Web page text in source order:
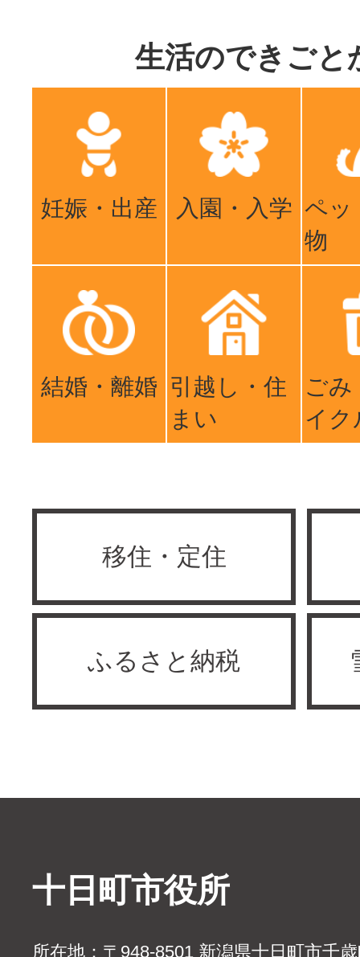
生活のできごと
妊娠・出産 入園・入学 ペッ
物
結婚・離婚 引越し・住
まい
ごみ
イク
移住・定住
ふるさと納税
十日町市役所
所在地：〒948-8501 新潟県十日町市千